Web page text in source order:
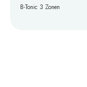
B-Tonic 3 Zonen